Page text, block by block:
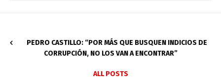
PEDRO CASTILLO: “POR MÁS QUE BUSQUEN INDICIOS DE
CORRUPCIÓN, NO LOS VAN A ENCONTRAR”
ALL POSTS